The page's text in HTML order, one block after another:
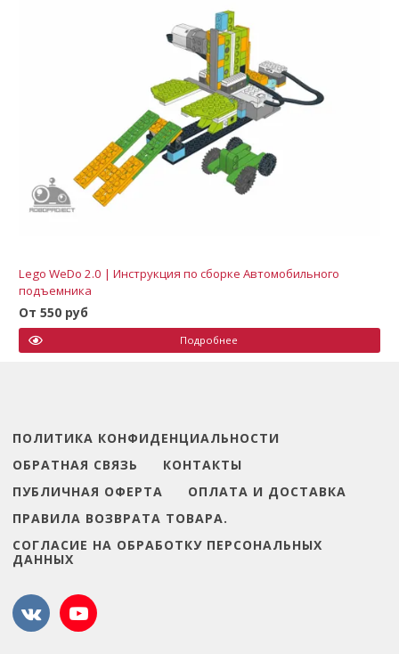
Lego WeDo 2.0 | Инструкция по сборке Автомобильного
подъемника
От 550 руб
Подробнее
ПОЛИТИКА КОНФИДЕНЦИАЛЬНОСТИ
ОБРАТНАЯ СВЯЗЬ
КОНТАКТЫ
ПУБЛИЧНАЯ ОФЕРТА
ОПЛАТА И ДОСТАВКА
ПРАВИЛА ВОЗВРАТА ТОВАРА.
СОГЛАСИЕ НА ОБРАБОТКУ ПЕРСОНАЛЬНЫХ
ДАННЫХ